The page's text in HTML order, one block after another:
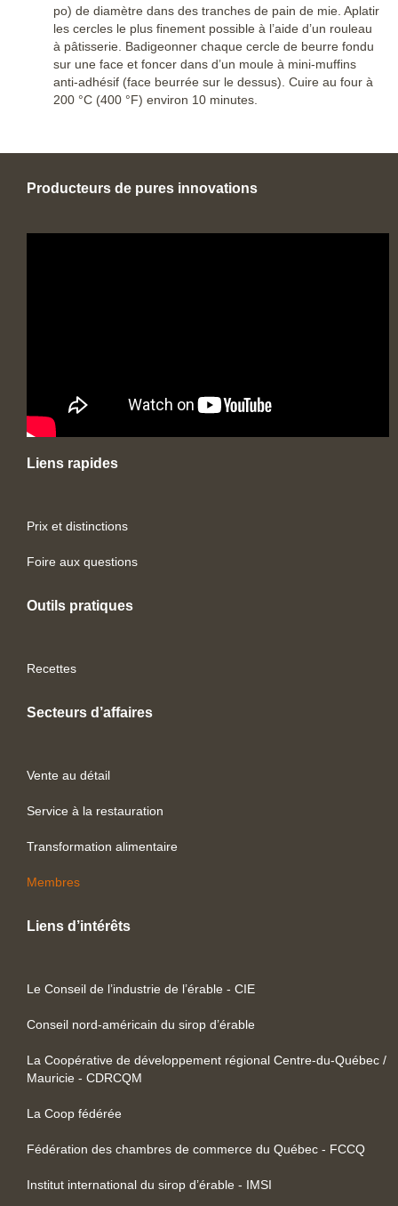
po) de diamètre dans des tranches de pain de mie. Aplatir
les cercles le plus finement possible à l’aide d’un rouleau
à pâtisserie. Badigeonner chaque cercle de beurre fondu
sur une face et foncer dans d’un moule à mini-muffins
anti-adhésif (face beurrée sur le dessus). Cuire au four à
200 °C (400 °F) environ 10 minutes.
Producteurs de pures innovations
Liens rapides
Prix et distinctions
Foire aux questions
Outils pratiques
Recettes
Secteurs d’affaires
Vente au détail
Service à la restauration
Transformation alimentaire
Membres
Liens d’intérêts
Le Conseil de l’industrie de l’érable - CIE
Conseil nord-américain du sirop d’érable
La Coopérative de développement régional Centre-du-Québec /
Mauricie - CDRCQM
La Coop fédérée
Fédération des chambres de commerce du Québec - FCCQ
Institut international du sirop d’érable - IMSI